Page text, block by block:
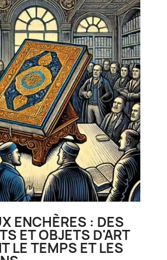
ENCHÈRES : DES
ET OBJETS D'ART
LE TEMPS ET LES